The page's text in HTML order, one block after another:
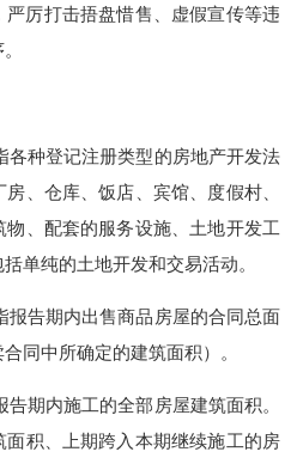
厉打击捂盘惜售、虚假宣传等违
种登记注册类型的房地产开发法
、仓库、饭店、宾馆、度假村、
、配套的服务设施、土地开发工
单纯的土地开发和交易活动。
告期内出售商品房屋的合同总面
同中所确定的建筑面积）。
内施工的全部房屋建筑面积。
积、上期跨入本期继续施工的房